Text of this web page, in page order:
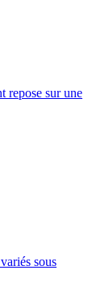
repose sur une
sous